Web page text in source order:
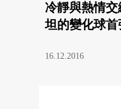
冷靜與熱情
坦的變化球首
16.12.2016